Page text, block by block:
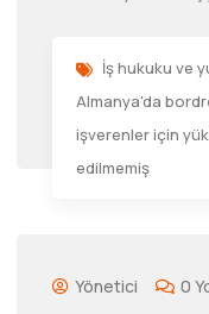
İş hukuku ve
Almanya'da
işverenler için
edilmemiş
Yönetici 0